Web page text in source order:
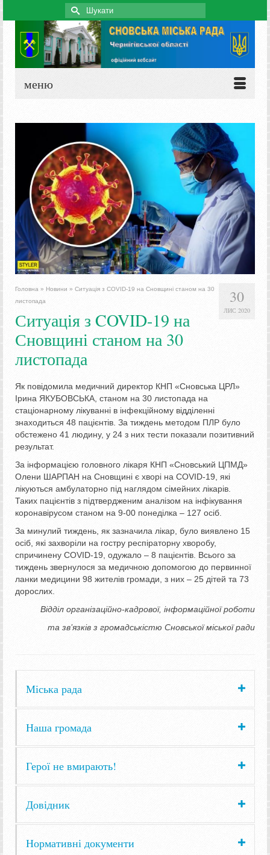
Search
for:
меню
30
ЛИС 2020
Головна » Новини » Ситуація з COVID-19 на Сновщині станом на 30
листопада
Ситуація з COVID-19 на
Сновщині станом на 30
листопада
Як повідомила медичний директор КНП «Сновська ЦРЛ»
Ірина ЯКУБОВСЬКА, станом на 30 листопада на
стаціонарному лікуванні в інфекційному відділенні
знаходиться 48 пацієнтів. За тиждень методом ПЛР було
обстежено 41 людину, у 24 з них тести показали позитивний
результат.
За інформацією головного лікаря КНП «Сновський ЦПМД»
Олени ШАРПАН на Сновщині є хворі на COVID-19, які
лікуються амбулаторно під наглядом сімейних лікарів.
Таких пацієнтів з підтвердженим аналізом на інфікування
коронавірусом станом на 9-00 понеділка – 127 осіб.
За минулий тиждень, як зазначила лікар, було виявлено 15
осіб, які захворіли на гостру респіраторну хворобу,
спричинену COVID-19, одужало – 8 пацієнтів. Всього за
тиждень звернулося за медичною допомогою до первинної
ланки медицини 98 жителів громади, з них – 25 дітей та 73
дорослих.
Відділ організаційно-кадрової, інформаційної роботи
та зв’язків з громадськістю Сновської міської ради
Міська рада
Наша громада
Герої не вмирають!
Довідник
Нормативні документи